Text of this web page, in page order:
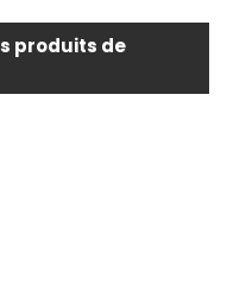
produits de